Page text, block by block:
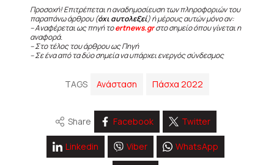
Προσοχή! Επιτρέπεται η αναδημοσίευση των πληροφοριών του
παραπάνω άρθρου (όχι αυτολεξεί) ή μέρους αυτών μόνο αν:
– Αναφέρεται ως πηγή τοertnews.grστο σημείο όπου γίνεται η
αναφορά.
– Στο τέλος του άρθρου ως Πηγή
– Σε ένα από τα δύο σημεία να υπάρχει ενεργός σύνδεσμος
TAGS Ανάσταση Πάσχα 2022
Share Facebook Twitter
Linkedin Viber WhatsApp